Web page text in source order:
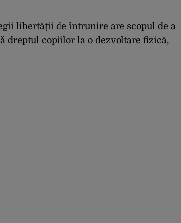
libertății de întrunire are scopul de a
dreptul copiilor la o dezvoltare fizică,